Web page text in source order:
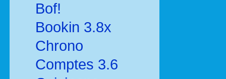
Bof!
Bookin 3.8x
Chrono
Comptes 3.6